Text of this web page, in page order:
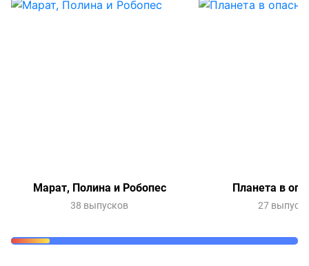
Марат, Полина и Робопес
38 выпусков
Планета в
27